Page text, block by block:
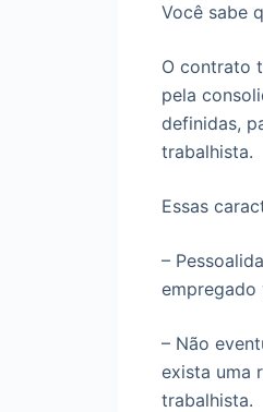
Você sabe
O contrato
pela
definidas,
trabalhista.
Essas
–
empregado
– Não
exista uma
trabalhista.